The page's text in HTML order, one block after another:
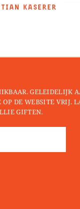
KASERER
GELEIDELIJK
DE WEBSITE VRIJ.
GIFTEN.